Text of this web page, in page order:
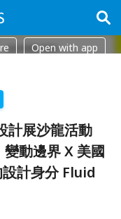
Open with app
計展沙龍活動
變動邊界 X 美國
計身分 Fluid